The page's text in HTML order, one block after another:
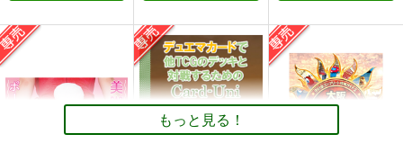
角と板と魔法記師9
とりからの巣
（税込）
もっと見る！